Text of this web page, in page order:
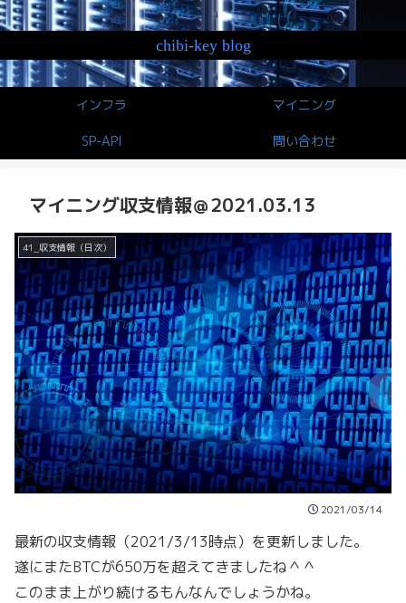
chibi-key blog
インフラ マイニング
SP-API 問い合わせ
マイニング収支情報＠2021.03.13
41_収支情報（日次）
2021/03/14
最新の収支情報（2021/3/13時点）を更新しました。
遂にまたBTCが650万を超えてきましたね＾＾
このまま上がり続けるもんなんでしょうかね。